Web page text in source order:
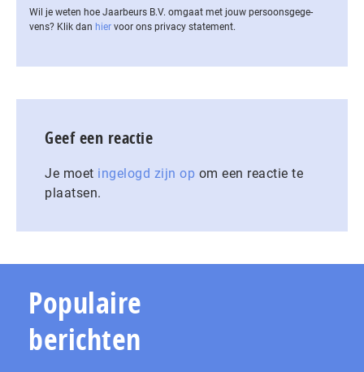
Wil je weten hoe Jaarbeurs B.V. omgaat met jouw per­soons­ge­ge­
vens? Klik dan hier voor ons privacy statement.
Geef een reactie
Je moet ingelogd zijn op om een reactie te
plaatsen.
Populaire
berichten